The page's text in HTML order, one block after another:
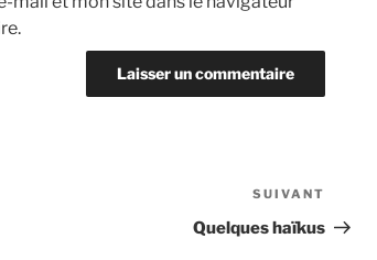
SUIVANT
Quelques haïkus